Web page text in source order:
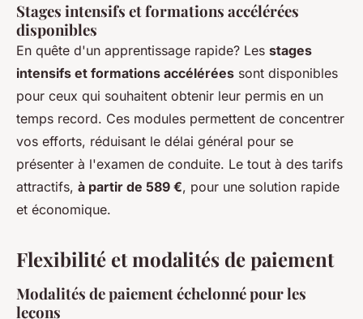
Stages intensifs et formations accélérées
disponibles
En quête d'un apprentissage rapide? Les stages
intensifs et formations accélérées sont disponibles
pour ceux qui souhaitent obtenir leur permis en un
temps record. Ces modules permettent de concentrer
vos efforts, réduisant le délai général pour se
présenter à l'examen de conduite. Le tout à des tarifs
attractifs, à partir de 589 €, pour une solution rapide
et économique.
Flexibilité et modalités de paiement
Modalités de paiement échelonné pour les
leçons